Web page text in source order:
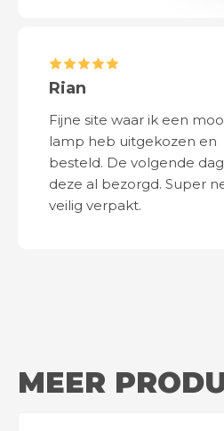
Rian
Fijne site waar ik een
lamp heb uitgekozen en
besteld. De volgende
deze al bezorgd. Super
veilig verpakt.
MEER